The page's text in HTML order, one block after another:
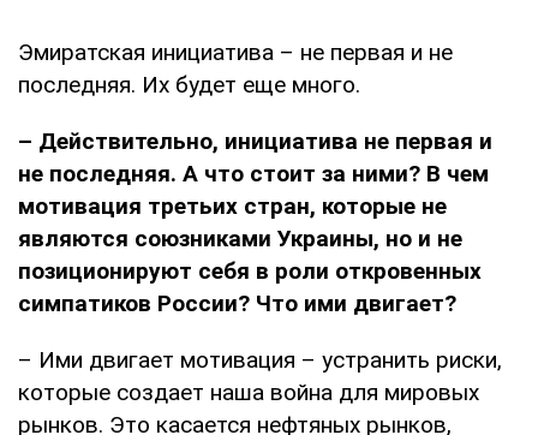
Эмиратская инициатива – не первая и не
последняя. Их будет еще много.
– Действительно, инициатива не первая и
не последняя. А что стоит за ними? В чем
мотивация третьих стран, которые не
являются союзниками Украины, но и не
позиционируют себя в роли откровенных
симпатиков России? Что ими двигает?
– Ими двигает мотивация – устранить риски,
которые создает наша война для мировых
рынков. Это касается нефтяных рынков,